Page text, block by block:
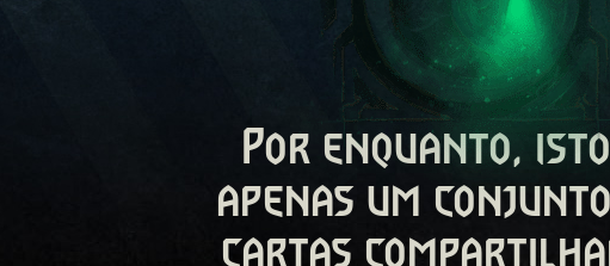
Por enquanto,
apenas um
cartas